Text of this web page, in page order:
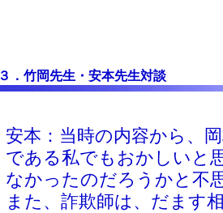
３．竹岡先生・安本先生対談
安本：当時の内容から、
である私でもおかしいと
なかったのだろうかと不
また、詐欺師は、だます